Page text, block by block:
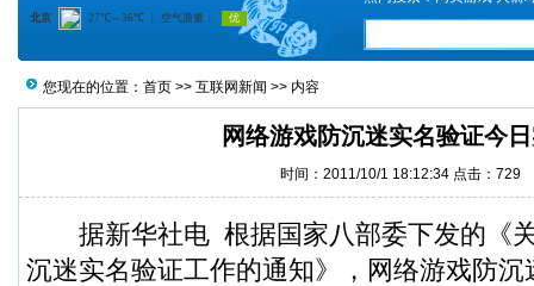
您现在的位置： 首页 >> 互联网新闻 >> 内容
网络游戏防沉迷实名验证今
时间：2011/10/1 18:12:34 点击： 729
据新华社电 根据国家八部委下发的《
沉迷实名验证工作的通知》，网络游戏防